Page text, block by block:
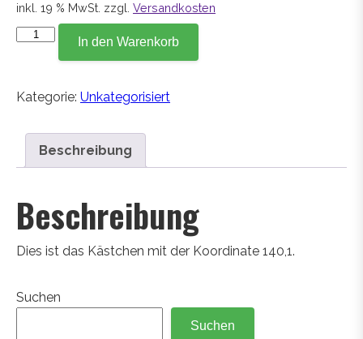
inkl. 19 % MwSt. zzgl. Versandkosten
Koordinate
In den Warenkorb
Kategorie: Unkategorisiert
Beschreibung
Beschreibung
Dies ist das Kästchen mit der Koordinate 140,1.
Suchen
Suchen